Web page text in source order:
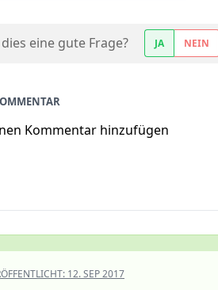
eine gute Frage? JA NEIN
Kommentar hinzufügen
12. SEP 2017